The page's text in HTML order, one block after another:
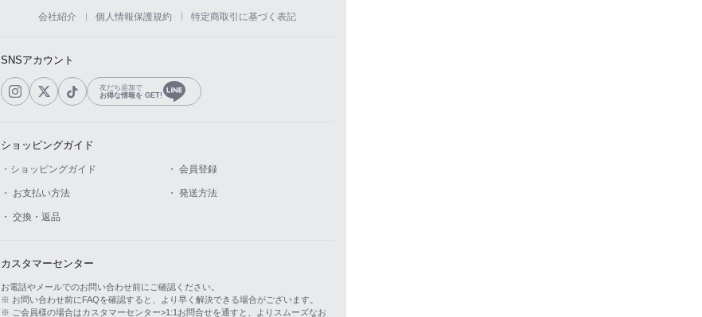
会社紹介 個人情報保護規約 特定商取引に基づく表記
SNSアカウント
友だち追加で
お得な情報を GET!
ショッピングガイド
・ショッピングガイド ・ 会員登録
・ お支払い方法 ・ 発送方法
・ 交換・返品
カスタマーセンター
お電話やメールでのお問い合わせ前にご確認ください。
※ お問い合わせ前にFAQを確認すると、より早く解決できる場合がございます。
※ ご会員様の場合はカスタマーセンター>1:1お問合せを通すと、よりスムーズなお